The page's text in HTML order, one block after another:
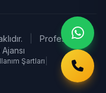
Profesyonel
Şartları